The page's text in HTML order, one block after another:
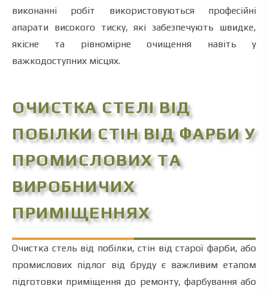
виконанні робіт використовуються професійні
апарати високого тиску, які забезпечують швидке,
якісне та рівномірне очищення навіть у
важкодоступних місцях.
ОЧИСТКА СТЕЛІ ВІД
ПОБІЛКИ СТІН ВІД ФАРБИ У
ПРОМИСЛОВИХ ТА
ВИРОБНИЧИХ
ПРИМІЩЕННЯХ
Очистка стель від побілки, стін від старої фарби, або
промислових підлог від бруду є важливим етапом
підготовки приміщення до ремонту, фарбування або